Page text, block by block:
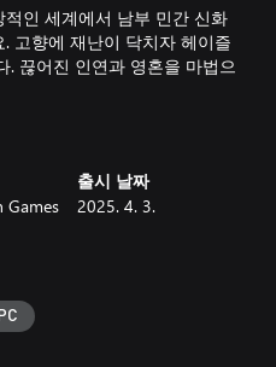
인 세계에서 남부 민간 신화
고향에 재난이 닥치자 헤이즐
. 끊어진 인연과 영혼을 마법으
족이 지닌 과거의 얽힌 실타
어갑니다. 이 세계에서 헤이
위해 현대적으로 재해석된
가족, 역사, 그리고 과거의
내야 합니다.
Games
출시 날짜
2025. 4. 3.
PC